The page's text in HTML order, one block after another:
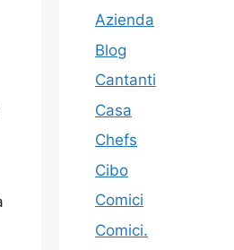
Azienda
Blog
Cantanti
Casa
Chefs
Cibo
Comici
Comici.